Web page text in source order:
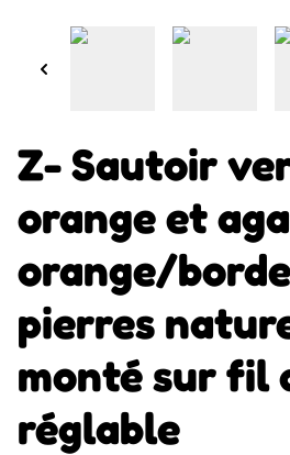
Z- Sautoir
orange et
orange/
pierres
monté sur fil
réglable